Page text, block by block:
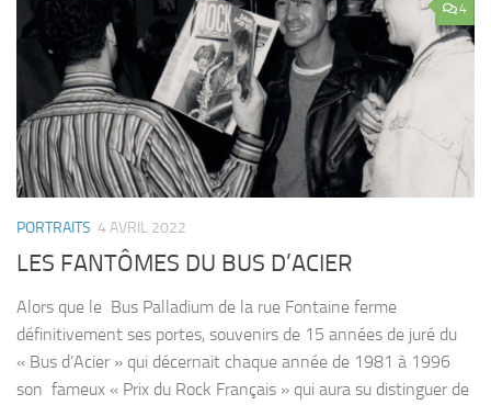
4
PORTRAITS 4 AVRIL 2022
LES FANTÔMES DU BUS D’ACIER
Alors que le Bus Palladium de la rue Fontaine ferme
définitivement ses portes, souvenirs de 15 années de juré du
« Bus d’Acier » qui décernait chaque année de 1981 à 1996
son fameux « Prix du Rock Français » qui aura su distinguer de